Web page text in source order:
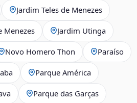
Jardim Teles de Menezes
Menezes Jardim Utinga
Novo Homero Thon Paraíso
Parque América
Parque das Garças